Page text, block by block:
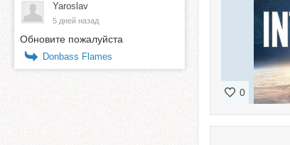
0
Yaroslav
5 дней назад
Обновите пожалуйста
Donbass Flames